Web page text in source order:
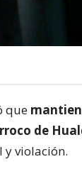
que
de
y violación.